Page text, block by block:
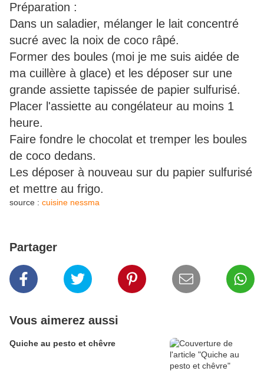
Préparation :
Dans un saladier, mélanger le lait concentré
sucré avec la noix de coco râpé.
Former des boules (moi je me suis aidée de
ma cuillère à glace) et les déposer sur une
grande assiette tapissée de papier sulfurisé.
Placer l'assiette au congélateur au moins 1
heure.
Faire fondre le chocolat et tremper les boules
de coco dedans.
Les déposer à nouveau sur du papier sulfurisé
et mettre au frigo.
source : cuisine nessma
Partager
Vous aimerez aussi
Quiche au pesto et chêvre